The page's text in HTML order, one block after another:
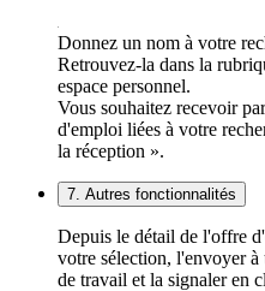
Donnez un nom à votre
Retrouvez-la dans la
espace personnel.
Vous souhaitez recevoir
d'emploi liées à votre
la réception ».
7. Autres fonctionnalités
Depuis le détail de l'offre
votre sélection, l'envoyer
de travail et la signaler en